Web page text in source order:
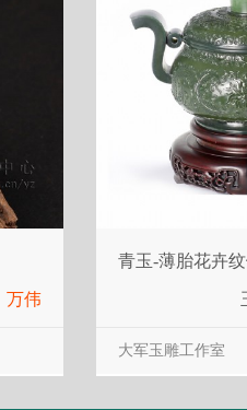
万伟
青玉-薄胎花卉
大军玉雕工作室